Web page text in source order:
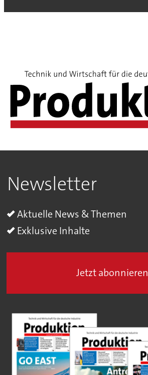
Newsletter
Aktuelle News & Themen
Exklusive Inhalte
Jetzt abonnieren